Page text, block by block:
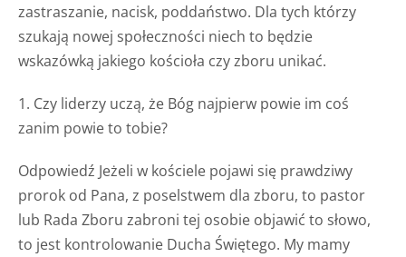
zastraszanie, nacisk, poddaństwo. Dla tych którzy
szukają nowej społeczności niech to będzie
wskazówką jakiego kościoła czy zboru unikać.
1. Czy liderzy uczą, że Bóg najpierw powie im coś
zanim powie to tobie?
Odpowiedź Jeżeli w kościele pojawi się prawdziwy
prorok od Pana, z poselstwem dla zboru, to pastor
lub Rada Zboru zabroni tej osobie objawić to słowo,
to jest kontrolowanie Ducha Świętego. My mamy